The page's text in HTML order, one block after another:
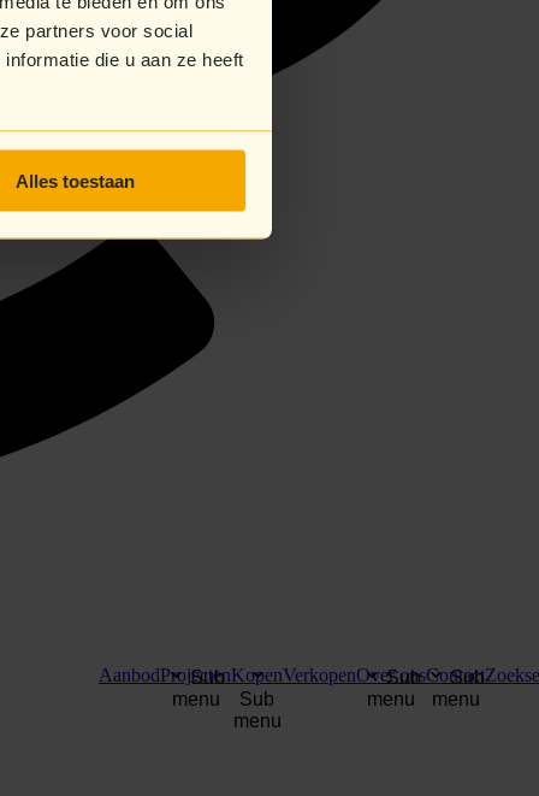
partners voor social
die u aan ze heeft
Alles toestaan
AanbodProjecten
Sub
menu
Kopen
Sub
menu
VerkopenOver ons
Sub
menu
Contact
Sub
menu